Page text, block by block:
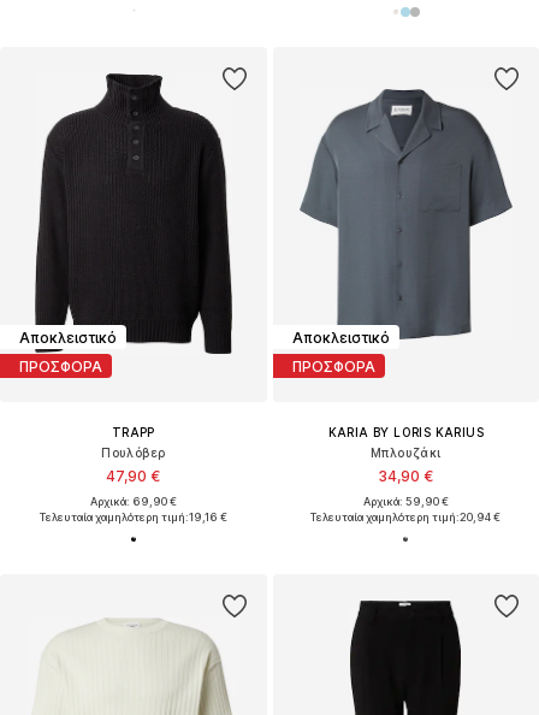
Αποκλειστικό
ΠΡΟΣΦΟΡΑ
TRAPP
Πουλόβερ
47,90 €
Αρχικά: 69,90 €
Τελευταία χαμηλότερη τιμή:19,16 €
Αποκλειστικό
ΠΡΟΣΦΟΡΑ
KARIA BY LORIS KARIUS
Μπλουζάκι
34,90 €
Αρχικά: 59,90 €
Τελευταία χαμηλότερη τιμή:20,94 €